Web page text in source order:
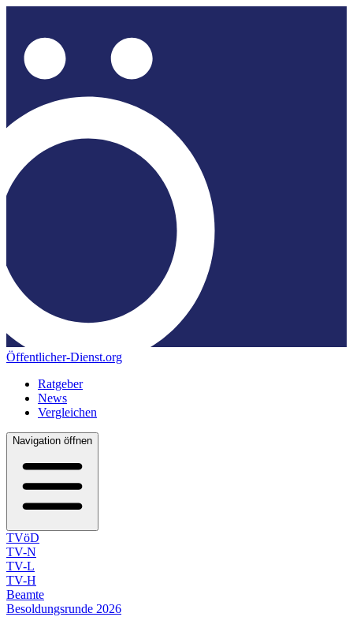
Öffentlicher-Dienst.org
Ratgeber
News
Vergleichen
Navigation öffnen
TVöD
TV-N
TV-L
TV-H
Beamte
Besoldungsrunde 2026